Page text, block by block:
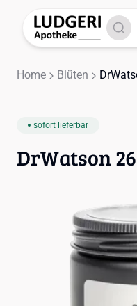
Home Blüten
sofort lieferbar
DrWatson